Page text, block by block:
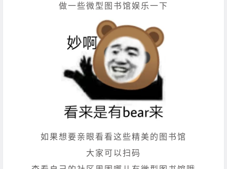
做一些微型图书馆娱乐一下
如果想要亲眼看看这些精美的图书馆
大家可以扫码